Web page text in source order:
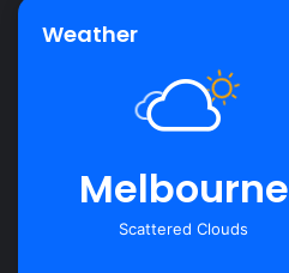
Weather
Melbourne
Scattered Clouds